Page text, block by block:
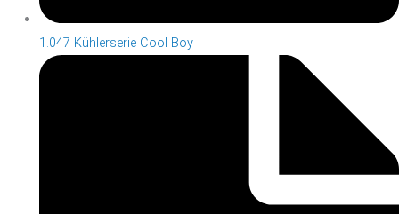
1.047 Kühlerserie Cool Boy